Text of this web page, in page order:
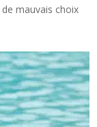
mauvais choix